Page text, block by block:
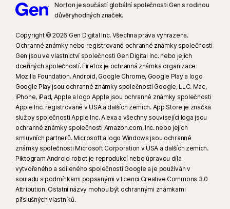
* Tvrzení se opírá o výsledky srovnávacího testu VPN Products
Performance Benchmarks, ve kterém se testovalo osm jiných předních
VPN produktů vybraných společností Gen. Test provedl web
PassMark Software v listopadu 2023 a nechala si ho zpracovat
společnost Gen.
Chcete-li potlačit většinu výstrah pro systém Windows, je nutné používat
režim celé obrazovky.
Automatická ochrana před deepfaky funguje jen u videí v angličtině na
podporovaných sociálních médiích a video platformách. Pro testování
ostatních platforem použijte ruční testování. Potřebujete systém
Windows 11 nebo novější a podporovaný prohlížeč. Dál automatická
detekce vyžaduje buď AI PC (minimálně 8jádrový procesor Qualcomm
nebo Intel a 16 GB paměti RAM), nebo klasický počítač (minimálně
6jádrový procesor jakékoliv značky a 16 GB paměti RAM). Na klasických
počítačích, které mají aspoň 4jádrový procesor a 8 GB paměti RAM, je
Norton je součástí globální společnosti Gen s rodinou
důvěryhodných značek.
Copyright © 2026 Gen Digital Inc. Všechna práva vyhrazena.
Ochranné známky nebo registrované ochranné známky společnosti
Gen jsou ve vlastnictví společnosti Gen Digital Inc. nebo jejích
dceřiných společností. Firefox je ochranná známka organizace
Mozilla Foundation. Android, Google Chrome, Google Play a logo
Google Play jsou ochranné známky společnosti Google, LLC. Mac,
iPhone, iPad, Apple a logo Apple jsou ochranné známky společnosti
Apple Inc. registrované v USA a dalších zemích. App Store je značka
služby společnosti Apple Inc. Alexa a všechny související loga jsou
ochranné známky společnosti Amazon.com, Inc. nebo jejích
smluvních partnerů. Microsoft a logo Windows jsou ochranné
známky společnosti Microsoft Corporation v USA a dalších zemích.
Piktogram Android robot je reprodukcí nebo úpravou díla
vytvořeného a sdíleného společností Google a je používán v
souladu s podmínkami popsanými v licenci Creative Commons 3.0
Attribution. Ostatní názvy mohou být ochrannými známkami
příslušných vlastníků.